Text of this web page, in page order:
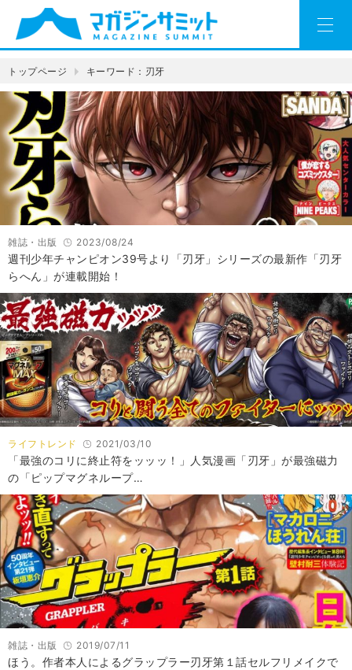
トップページ キーワード：刃牙
雑誌・出版 2023/08/24
週刊少年チャンピオン39号より「刃牙」シリーズの最新作「刃牙
らへん」が連載開始！
ライフトレンド 2021/03/10
「最強のコリに終止符をッッッ！」人気漫画「刃牙」が最強磁力
の「ピップマグネループ…
雑誌・出版 2019/07/11
ほう。作者本人によるグラップラー刃牙第１話セルフリメイクで